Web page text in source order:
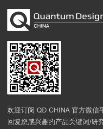
欢迎订阅 QD CHINA 官方微信
回复您感兴趣的产品关键词/研